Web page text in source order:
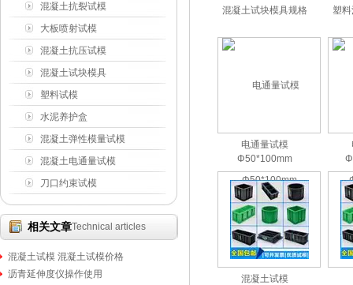
混凝土抗裂试模
425×305×100mm
大板喷射试模
450×350×120mm
混凝土抗压试模
150×150×150mm
混凝土试块模具
塑料试模
水泥养护盒
混凝土弹性模量试模
混凝土电通量试模
刀口约束试模
相关文章Technical articles
混凝土试模 混凝土试模价格
沥青延伸度仪操作使用
混凝土试块模具规格 塑
电通量试模
Φ50*100mm
混凝土试模